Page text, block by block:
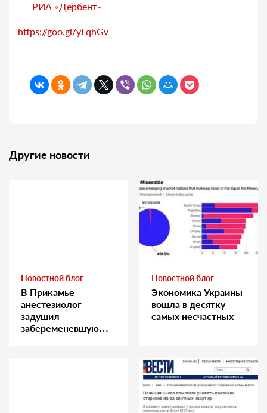
РИА «Дербент»
https://goo.gl/yLqhGv
Другие новости
Новостной блог
В Прикамье
анестезиолог
задушил
забеременевшую
Новостной блог
Экономика Украины
вошла в десятку
самых несчастных